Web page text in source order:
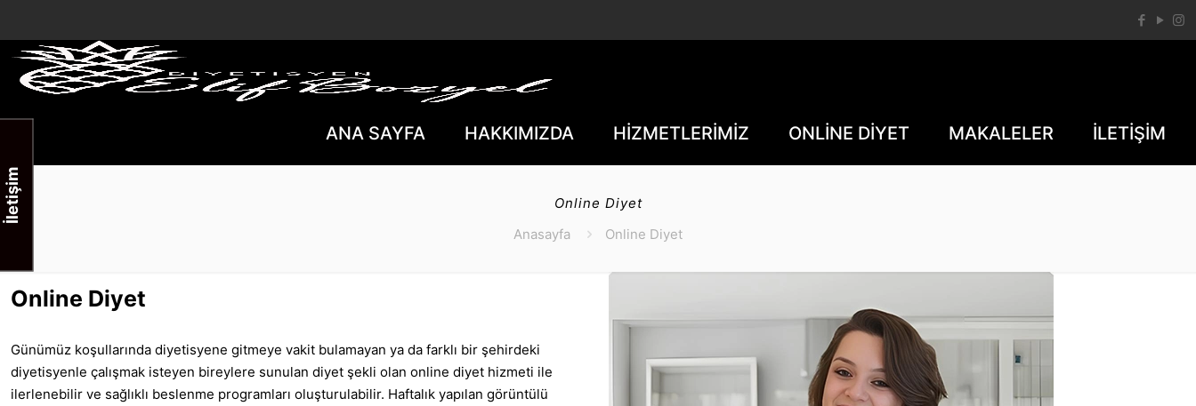
ANA SAYFA HAKKIMIZDA HİZMETLERİMİZ ONLİNE DİYET MAKALELER İLETİŞİM
Online Diyet
Anasayfa
Online Diyet
Online Diyet
Günümüz koşullarında diyetisyene gitmeye vakit bulamayan ya da farklı bir şehirdeki
diyetisyenle çalışmak isteyen bireylere sunulan diyet şekli olan online diyet hizmeti ile
ilerlenebilir ve sağlıklı beslenme programları oluşturulabilir. Haftalık yapılan görüntülü
İletişim